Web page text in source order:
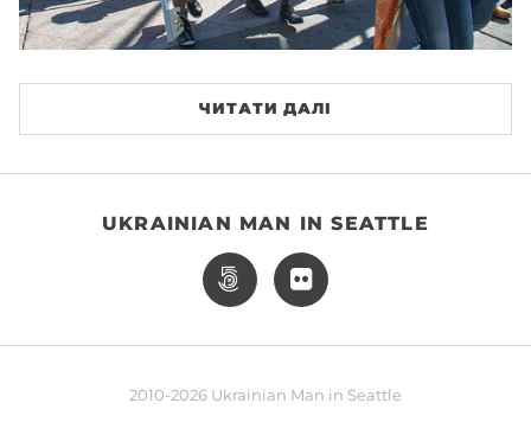
ЧИТАТИ ДАЛІ
UKRAINIAN MAN IN SEATTLE
2010-2026 Ukrainian Man in Seattle